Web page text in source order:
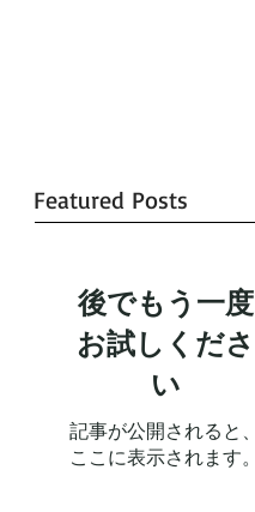
Featured Posts
後でもう一度
お試しくださ
い
記事が公開されると、
ここに表示されます。